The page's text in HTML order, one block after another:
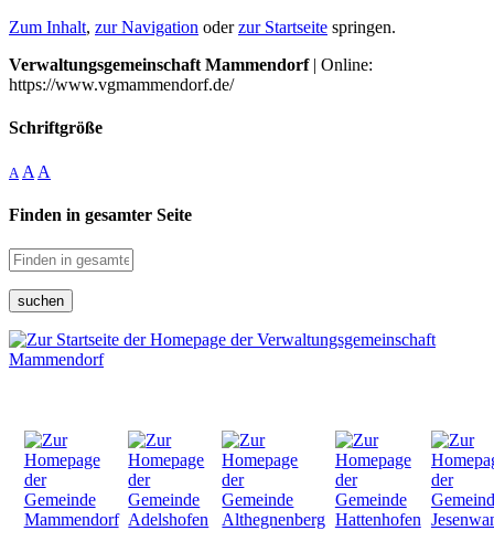
Zum Inhalt, zur Navigation oderzur Startseite springen.
Verwaltungsgemeinschaft Mammendorf| Online:
https://www.vgmammendorf.de/
Schriftgröße
A A A
Finden in gesamter Seite
suchen